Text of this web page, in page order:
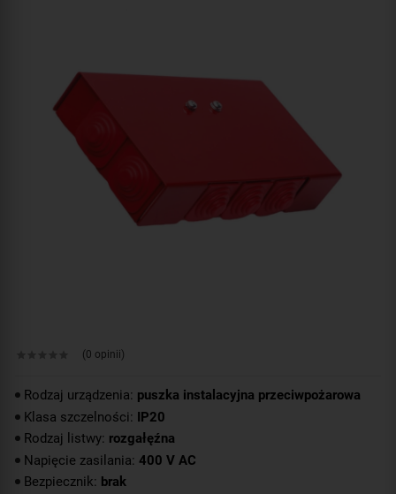
(0 opinii)
Rodzaj urządzenia: puszka instalacyjna przeciwpożarowa
Klasa szczelności: IP20
Rodzaj listwy: rozgałęźna
Napięcie zasilania: 400 V AC
Bezpiecznik: brak